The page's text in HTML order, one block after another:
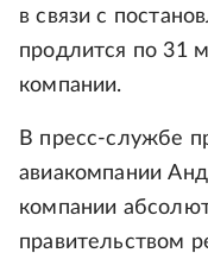
в связи с
продлится по 31
компании.
В пресс-службе
авиакомпании
компании
правительством